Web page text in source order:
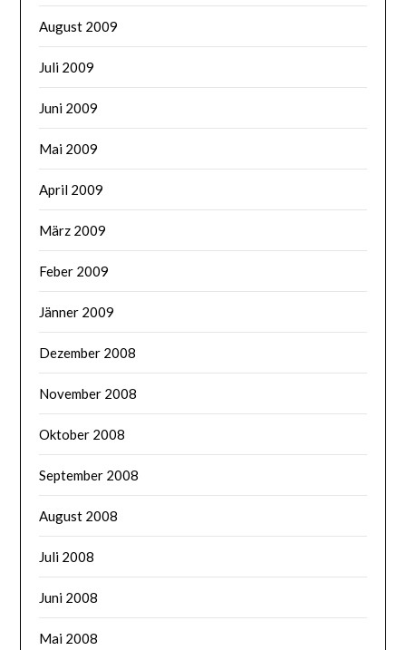
August 2009
Juli 2009
Juni 2009
Mai 2009
April 2009
März 2009
Feber 2009
Jänner 2009
Dezember 2008
November 2008
Oktober 2008
September 2008
August 2008
Juli 2008
Juni 2008
Mai 2008